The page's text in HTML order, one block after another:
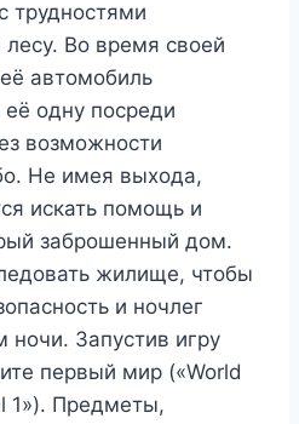
трудностями
Во время своей
автомобиль
одну посреди
возможности
Не имея выхода,
искать помощь и
заброшенный дом.
жилище, чтобы
и ночлег
ночи. Запустив игру
первый мир («World
1»). Предметы,